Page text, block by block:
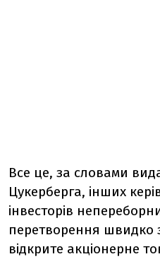
Все це, за словами
Цукерберга, інших
інвесторів
перетворення швидко
відкрите акціонерне